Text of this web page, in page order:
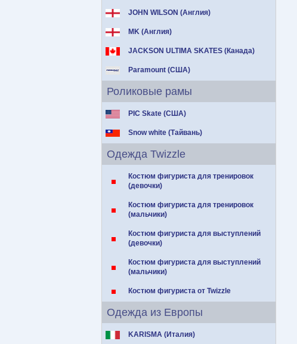
JOHN WILSON (Англия)
MK (Англия)
JACKSON ULTIMA SKATES (Канада)
Paramount (США)
Роликовые рамы
PIC Skate (США)
Snow white (Тайвань)
Одежда Twizzle
Костюм фигуриста для тренировок
(девочки)
Костюм фигуриста для тренировок
(мальчики)
Костюм фигуриста для выступлений
(девочки)
Костюм фигуриста для выступлений
(мальчики)
Костюм фигуриста от Twizzle
Одежда из Европы
KARISMA (Италия)